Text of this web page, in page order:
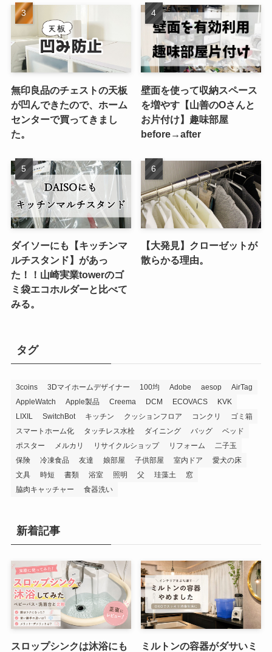
無印良品のチェストの天板
が凹んできたので、ホーム
センターで買ってきまし
た。
壁面を使って収納スペース
を増やす【山善のOさんと
お片付け】趣味部屋
before→after
ダイソーにも【キッチンマ
ルチスタンド】があっ
た！！山崎実業towerのゴ
ミ袋エコホルダーと比べて
みる。
【大発見】クローゼットが
散らかる理由。
タグ
3coins 3Dマイホームデザイナー 100均 Adobe aesop
AirTag
AppleWatch
Apple製品 Creema DCM ECOVACS
KVK
LIXIL
SwitchBot キッチン クッションフロア コンクリ
ゴミ箱
スマートホーム化
タッチレス水栓 ダイニング バッグ
ベッド
ポスター
メルカリ リサイクルショップ リフォーム
二子玉
保険
冷凍食品 友達 娘部屋 子供部屋 室内ドア
愛犬の床
文具
時短 書類 浴室 照明 父 珪藻土
窓
脇肉キャッチャー
食器洗い
新着記事
スロップシンクは沐浴にも
ミルトンの容器がダサいミ